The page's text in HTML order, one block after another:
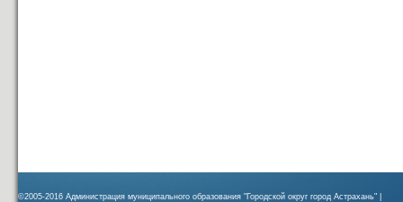
©2005-2016 Администрация муниципального образования "Городской округ город Астрахань" |